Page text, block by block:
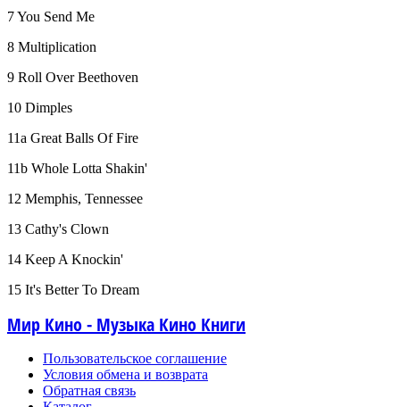
7 You Send Me
8 Multiplication
9 Roll Over Beethoven
10 Dimples
11a Great Balls Of Fire
11b Whole Lotta Shakin'
12 Memphis, Tennessee
13 Cathy's Clown
14 Keep A Knockin'
15 It's Better To Dream
Мир Кино - Музыка Кино Книги
Пользовательское соглашение
Условия обмена и возврата
Обратная связь